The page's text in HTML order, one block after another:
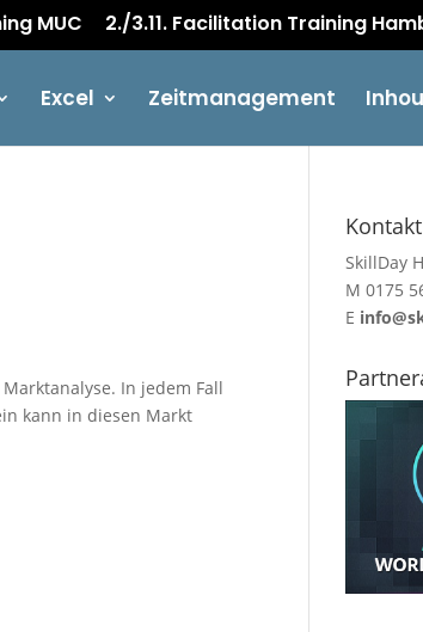
MUC 2./3.11. Facilitation Training
Excel Zeitmanagement
In jedem Fall
kann in diesen Markt
SkillDay
M 0175
E